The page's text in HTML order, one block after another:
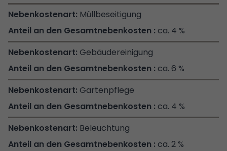
Müllbeseitigung
ca. 4 %
Gebäudereinigung
ca. 6 %
Gartenpflege
ca. 4 %
Beleuchtung
ca. 2 %